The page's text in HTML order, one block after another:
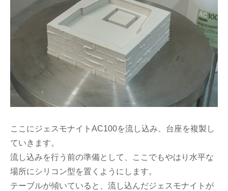
ここにジェスモナイトAC100を流し込み、台座を複製し
ていきます。
流し込みを行う前の準備として、ここでもやはり水平な
場所にシリコン型を置くようにします。
テーブルが傾いていると、流し込んだジェスモナイトが